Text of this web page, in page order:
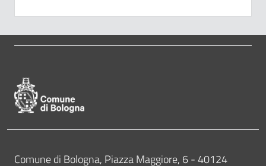
Contatti
Comune di Bologna, Piazza Maggiore, 6 - 40124